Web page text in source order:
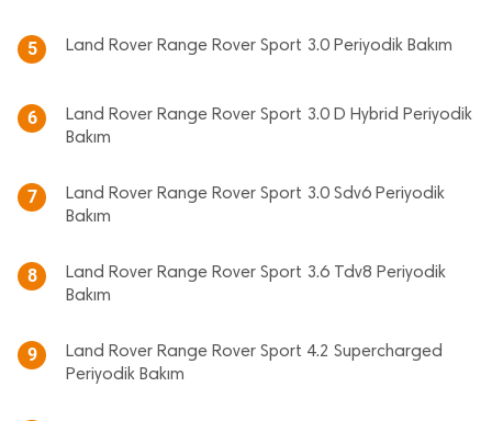
5 Land Rover Range Rover Sport 3.0 Periyodik Bakım
6
Land Rover Range Rover Sport 3.0 D Hybrid Periyodik
Bakım
7
Land Rover Range Rover Sport 3.0 Sdv6 Periyodik
Bakım
8
Land Rover Range Rover Sport 3.6 Tdv8 Periyodik
Bakım
9
Land Rover Range Rover Sport 4.2 Supercharged
Periyodik Bakım